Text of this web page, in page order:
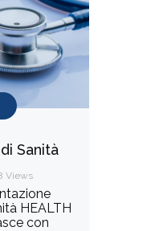
Sanità
Views
HEALTH
con